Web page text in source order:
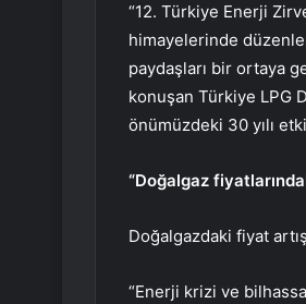
“12. Türkiye Enerji
himayelerinde
paydaşları bir ortaya
konuşan Türkiye LPG
önümüzdeki 30 yılı
“Doğalgaz
Doğalgazdaki fiyat
“Enerji krizi ve